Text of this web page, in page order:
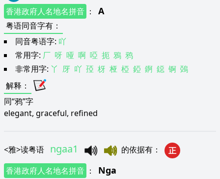
香港政府人名地名拼音 ： A
粤语同音字有 ：
同音粤语字: 吖
常用字: 厂 呀 哑 啊 啞 扼 鴉 鸦
非常用字: 丫 厊 吖 孲 枒 桠 椏 錏 錒 鐚 锕 鵶
解释 ：
同“鸦”字
elegant, graceful, refined
<雅>读粤语 ngaa1 的依据有 ：
正
香港政府人名地名拼音 ： Nga